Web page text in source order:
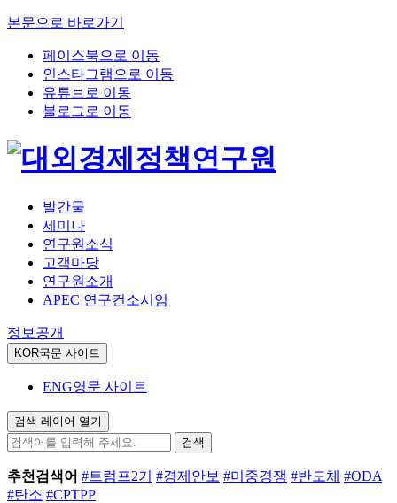
본문으로 바로가기
페이스북으로 이동
인스타그램으로 이동
유튜브로 이동
블로그로 이동
발간물
세미나
연구원소식
고객마당
연구원소개
APEC 연구컨소시엄
정보공개
KOR국문 사이트
ENG영문 사이트
검색 레이어 열기
검색
추천검색어 #트럼프2기 #경제안보 #미중경쟁 #반도체 #ODA
#탄소 #CPTPP